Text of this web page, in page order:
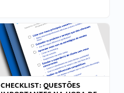
CHECKLIST: QUESTÕES